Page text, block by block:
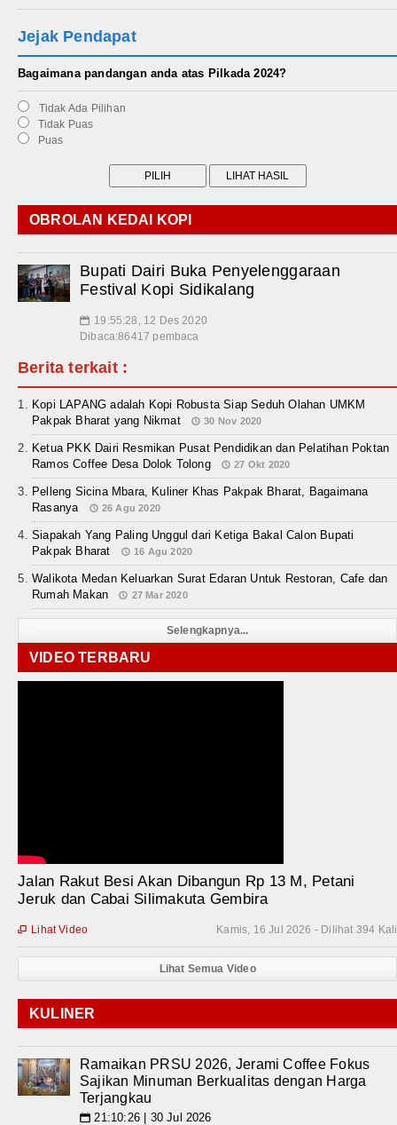
Jejak Pendapat
Bagaimana pandangan anda atas Pilkada 2024?
Tidak Ada Pilihan
Tidak Puas
Puas
OBROLAN KEDAI KOPI
Bupati Dairi Buka Penyelenggaraan
Festival Kopi Sidikalang
📅 19:55:28, 12 Des 2020
Dibaca:86417 pembaca
Berita terkait :
Kopi LAPANG adalah Kopi Robusta Siap Seduh Olahan UMKM
Pakpak Bharat yang Nikmat
30 Nov 2020
Ketua PKK Dairi Resmikan Pusat Pendidikan dan Pelatihan Poktan
Ramos Coffee Desa Dolok Tolong
27 Okt 2020
Pelleng Sicina Mbara, Kuliner Khas Pakpak Bharat, Bagaimana
Rasanya
26 Agu 2020
Siapakah Yang Paling Unggul dari Ketiga Bakal Calon Bupati
Pakpak Bharat
16 Agu 2020
Walikota Medan Keluarkan Surat Edaran Untuk Restoran, Cafe dan
Rumah Makan
27 Mar 2020
Selengkapnya...
VIDEO TERBARU
Jalan Rakut Besi Akan Dibangun Rp 13 M, Petani
Jeruk dan Cabai Silimakuta Gembira
Kamis, 16 Jul 2026 - Dilihat 394 Kali
 Lihat Video
Lihat Semua Video
KULINER
Ramaikan PRSU 2026, Jerami Coffee Fokus
Sajikan Minuman Berkualitas dengan Harga
Terjangkau
📅 21:10:26 | 30 Jul 2026